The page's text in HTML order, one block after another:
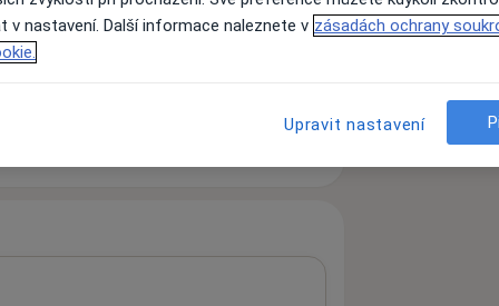
nejsou k dispozici
informace o svých službách.
v nastavení. Další informace naleznete v zásadách ochrany
Upravit nastavení